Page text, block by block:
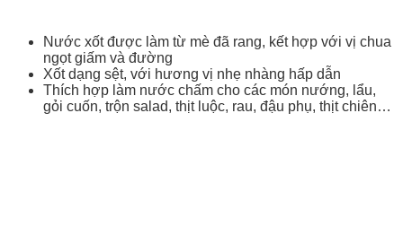
Nước xốt được làm từ mè đã rang, kết hợp với vị chua
ngọt giấm và đường
Xốt dạng sệt, với hương vị nhẹ nhàng hấp dẫn
Thích hợp làm nước chấm cho các món nướng, lẩu,
gỏi cuốn, trộn salad, thịt luộc, rau, đậu phụ, thịt chiên…